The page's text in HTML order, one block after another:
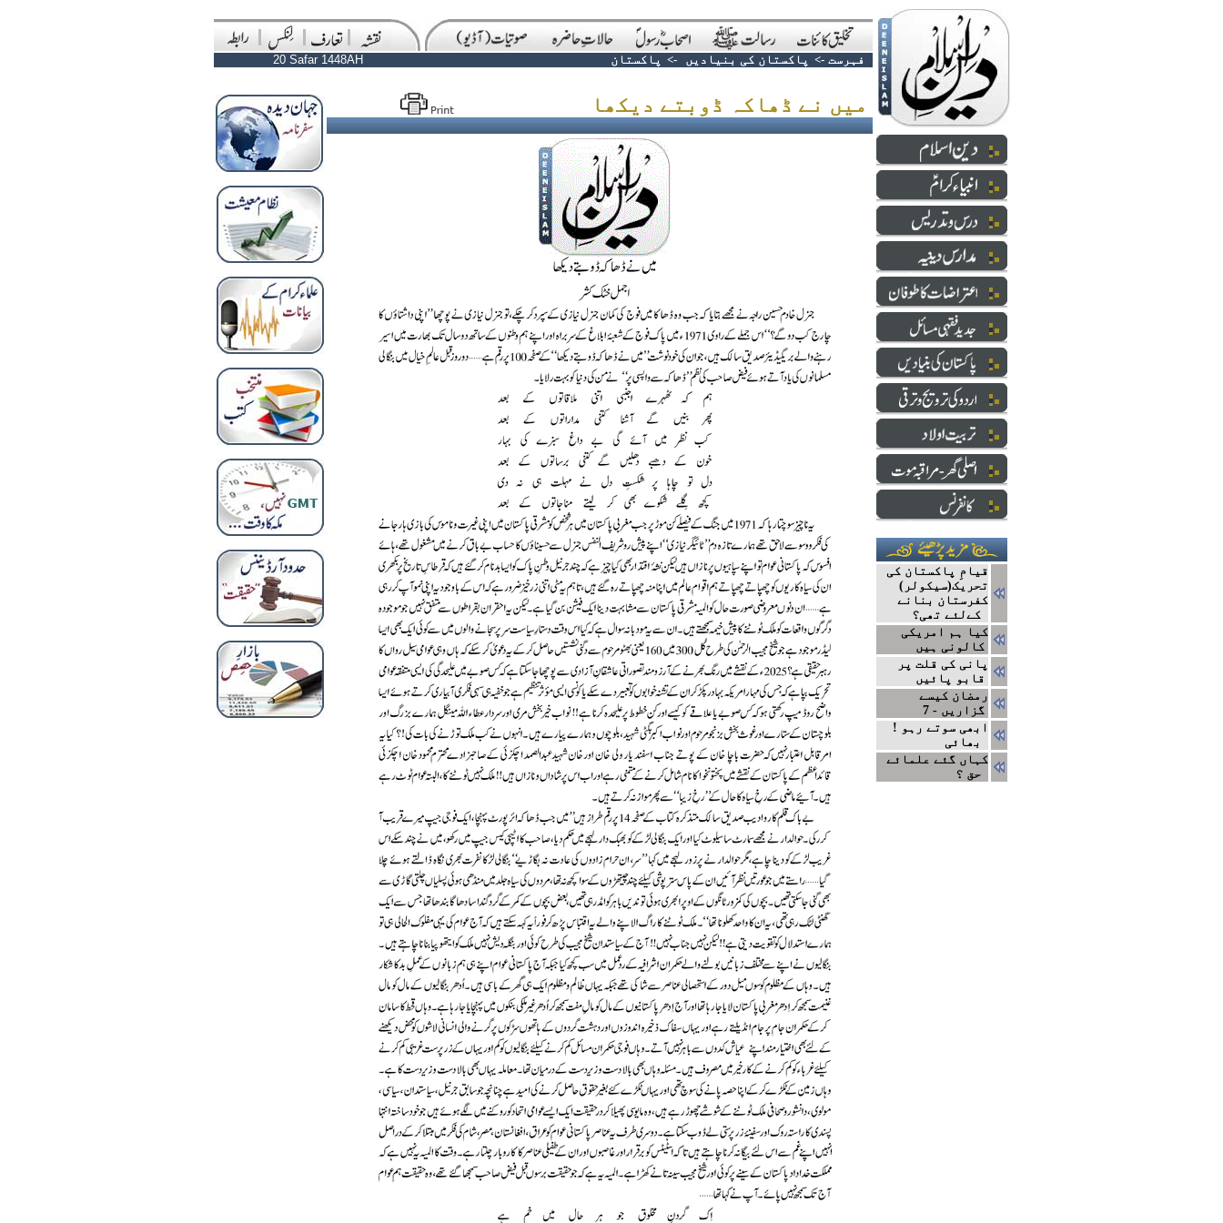
20 Safar 1448AH فہرست -> پاکستان کی بنیادیں -> پاکستان
قیامِ پاکستان کی
تحریک(سیکولر)
کفرستان بنانے
کےلئے تھی؟
کیا ہم امریکی
کالونی ہیں
پانی کی قلت پر
قابو پائیں
رمضان کیسے
گزاریں - 7
! ابھی سوتے رہو
کہاں گئے علمائے
حق ؟